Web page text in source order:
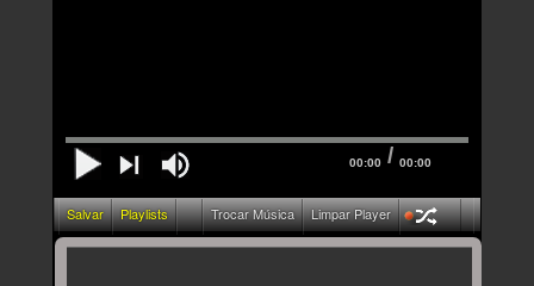
00:00 / 00:00
Salvar Playlists Trocar Música Limpar Player